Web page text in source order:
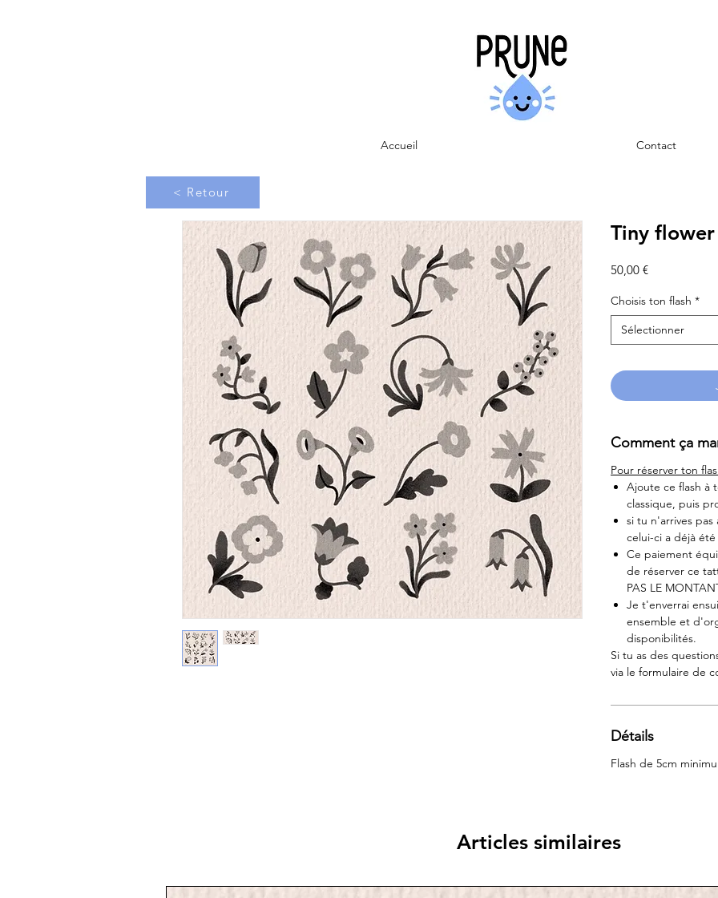
Accueil Contact
< Retour
Tiny
50,00 €Prix
Choisis ton flash *
Sélectionner
Comment ça
Pour réserver ton
Ajoute ce flash à
classique, puis
si tu n'arrives
celui-ci a déjà
Ce paiement
de réserver ce
PAS LE
Je t'enverrai
ensemble et
disponibilités.
Si tu as des
via le formulaire de
Détails
Flash de 5cm
Articles similaires